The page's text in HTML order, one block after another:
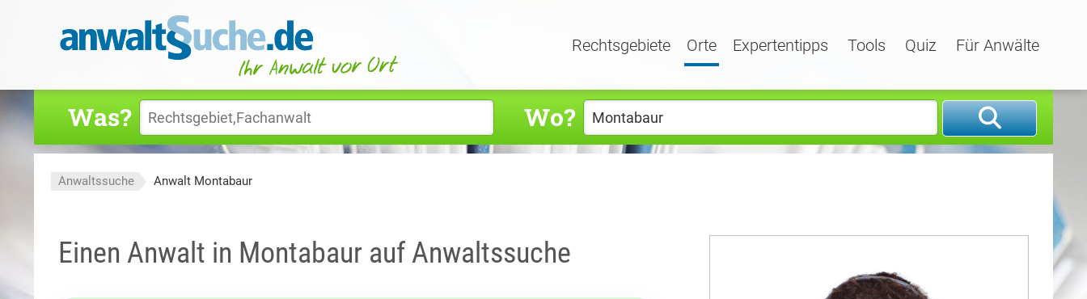
Rechtsgebiete Orte Expertentipps Tools Quiz Für Anwälte
Was? Wo?
Anwaltssuche Anwalt Montabaur
Einen Anwalt in Montabaur auf Anwaltssuche